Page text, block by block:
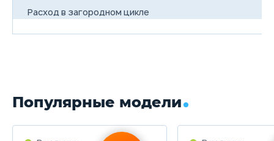
Расход в загородном цикле
Объем топливного бака
Популярные модели